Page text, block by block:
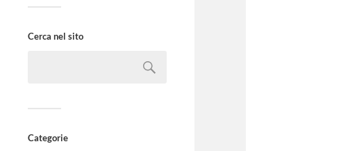
Cerca nel sito
Categorie